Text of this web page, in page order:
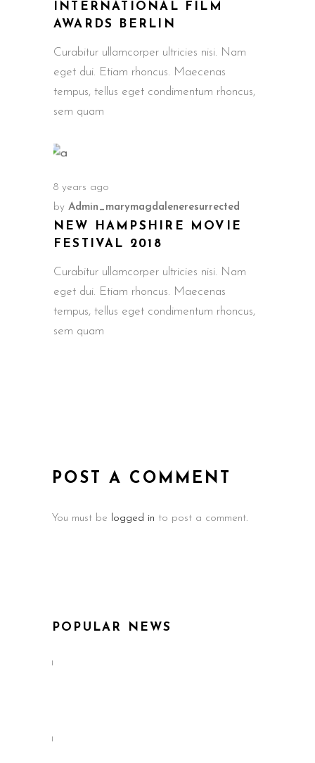
INTERNATIONAL FILM
AWARDS BERLIN
Curabitur ullamcorper ultricies nisi. Nam
eget dui. Etiam rhoncus. Maecenas
tempus, tellus eget condimentum rhoncus,
sem quam
8 years ago
by Admin_marymagdaleneresurrected
NEW HAMPSHIRE MOVIE
FESTIVAL 2018
Curabitur ullamcorper ultricies nisi. Nam
eget dui. Etiam rhoncus. Maecenas
tempus, tellus eget condimentum rhoncus,
sem quam
POST A COMMENT
You must be logged in to post a comment.
POPULAR NEWS